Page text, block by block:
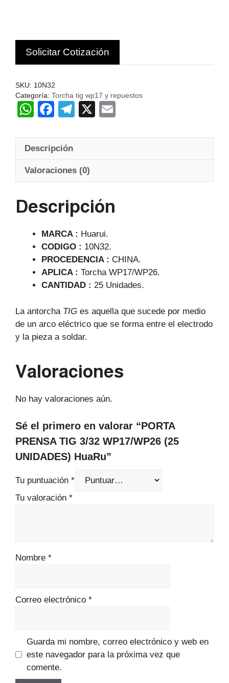
Solicitar Cotización
SKU: 10N32
Categoría: Torcha tig wp17 y repuestos
W
at
A
p
F
c
b
o
T
e
a
X
ail
Descripción
Valoraciones (0)
Descripción
MARCA : Huarui.
CODIGO : 10N32.
PROCEDENCIA : CHINA.
APLICA : Torcha WP17/WP26.
CANTIDAD : 25 Unidades.
La antorcha TIG es aquella que sucede por medio
de un arco eléctrico que se forma entre el electrodo
y la pieza a soldar.
Valoraciones
No hay valoraciones aún.
Sé el primero en valorar “PORTA
PRENSA TIG 3/32 WP17/WP26 (25
UNIDADES) HuaRu”
Tu puntuación *
Tu valoración *
Nombre *
Correo electrónico *
Guarda mi nombre, correo electrónico y web en
este navegador para la próxima vez que
comente.